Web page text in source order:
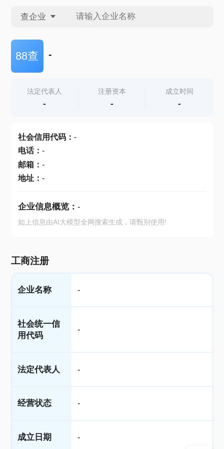
查企业
查企业
查产地
88查 -
法定代表人
-
注册资本
-
成立时间
-
社会信用代码： -
电话： -
邮箱： -
地址： -
企业信息概览： -
如上信息由AI大模型全网搜索生成，请甄别使用!
工商注册
企业名称 -
社会统一信
用代码
-
法定代表人 -
经营状态 -
成立日期 -